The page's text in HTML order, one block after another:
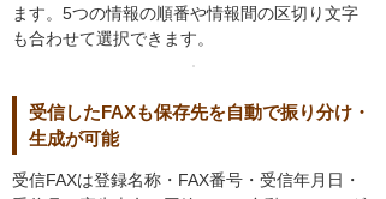
ます。5つの情報の順番や情報間の区切り文字
も合わせて選択できます。
受信したFAXも保存先を自動で振り分け・
生成が可能
受信FAXは登録名称・FAX番号・受信年月日・